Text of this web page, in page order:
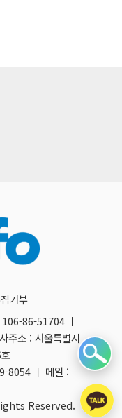
거부
86-51704 ㅣ
주소 : 서울특별시
8054 ㅣ 메일 :
Reserved.